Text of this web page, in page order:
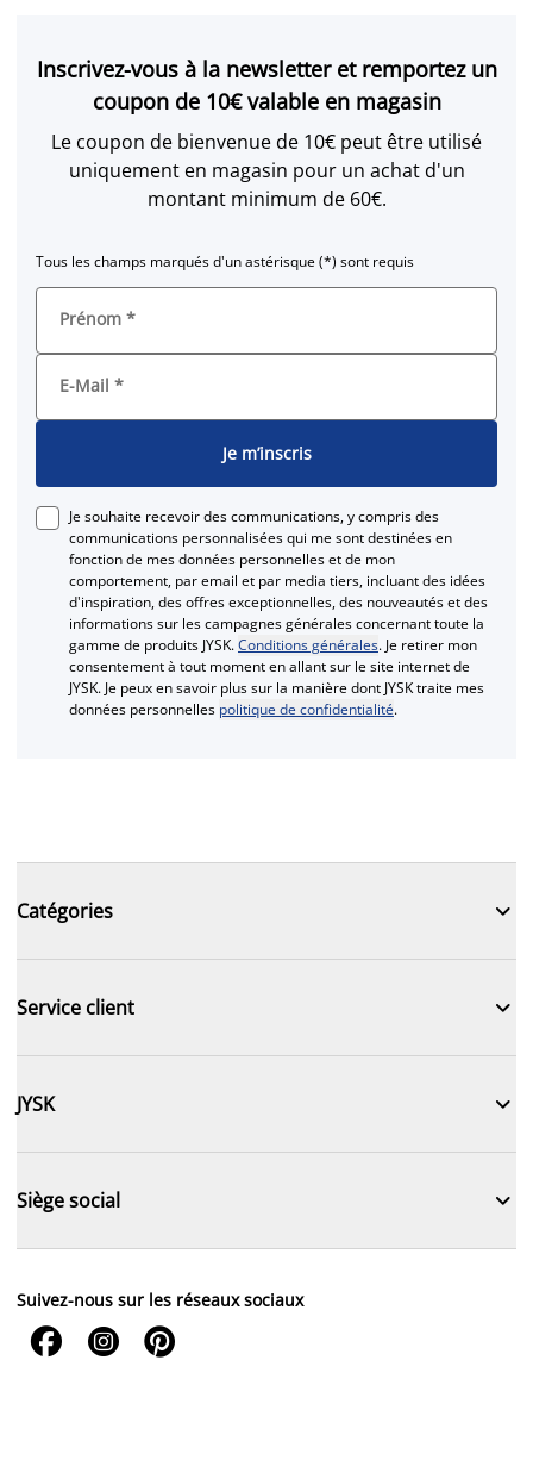
Inscrivez-vous à la newsletter et remportez un
coupon de 10€ valable en magasin
Le coupon de bienvenue de 10€ peut être utilisé
uniquement en magasin pour un achat d'un
montant minimum de 60€.
Tous les champs marqués d'un astérisque (*) sont requis
Prénom *
E-Mail *
Je m’inscris
Je souhaite recevoir des communications, y compris des
communications personnalisées qui me sont destinées en
fonction de mes données personnelles et de mon
comportement, par email et par media tiers, incluant des idées
d'inspiration, des offres exceptionnelles, des nouveautés et des
informations sur les campagnes générales concernant toute la
gamme de produits JYSK.Conditions générales. Je retirer mon
consentement à tout moment en allant sur le site internet de
JYSK. Je peux en savoir plus sur la manière dont JYSK traite mes
données personnelles politique de confidentialité.
Catégories 
Service client 
JYSK 
Siège social 
Suivez-nous sur les réseaux sociaux
  